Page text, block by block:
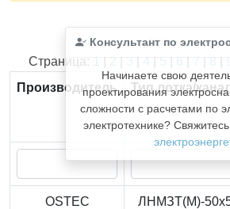
Консультант по
Начинаете свою
проектирования
сложности с расчетами по
электротехнике?
Найдено366из366
Страница: 1 | 2 | 3 | 4 | 5 | 6 | 7 | 8 |
Производитель
Тип лотка/
OSTEC ЛНМЗТ(М)-